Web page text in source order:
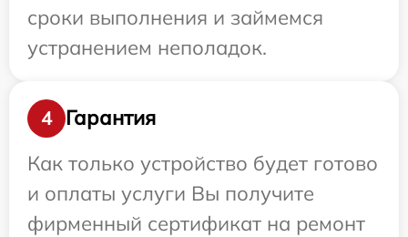
сроки выполнения и займемся
устранением неполадок.
4
Гарантия
Как только устройство будет готово
и оплаты услуги Вы получите
фирменный сертификат на ремонт